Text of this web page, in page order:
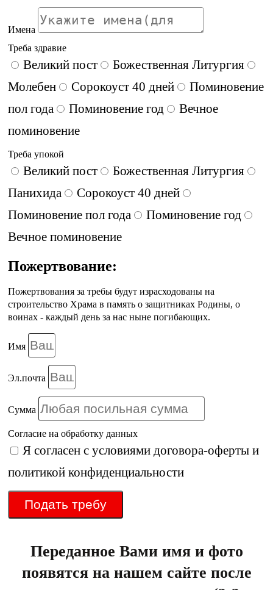
Имена
Треба здравие
Великий пост
Божественная Литургия
Молебен
Сорокоуст 40 дней
Поминовение
пол года
Поминовение год
Вечное
поминовение
Треба упокой
Великий пост
Божественная Литургия
Панихида
Сорокоуст 40 дней
Поминовение пол года
Поминовение год
Вечное поминовение
Пожертвование:
Пожертвования за требы будут израсходованы на
строительство Храма в память о защитниках Родины, о
воинах - каждый день за нас ныне погибающих.
Имя
Эл.почта
Сумма
Согласие на обработку данных
Я согласен с условиями договора-оферты и
политикой конфиденциальности
Подать требу
Переданное Вами имя и фото
появятся на нашем сайте после